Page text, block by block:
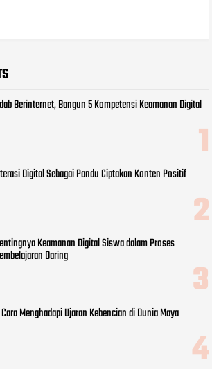
Berinternet, Bangun 5 Kompetensi Keamanan Digital
Digital Sebagai Pandu Ciptakan Konten Positif
Keamanan Digital Siswa dalam Proses
Daring
Menghadapi Ujaran Kebencian di Dunia Maya